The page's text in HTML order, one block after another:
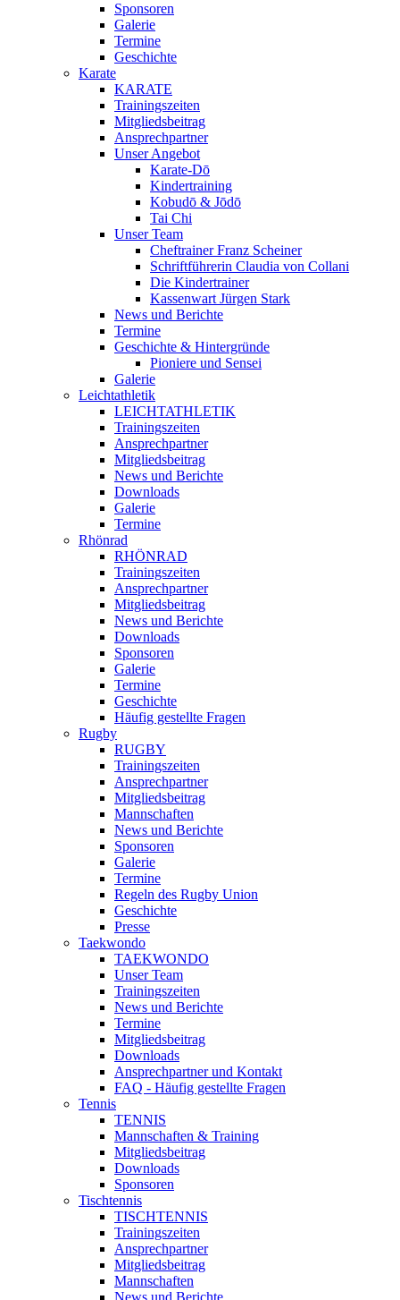
Sponsoren
Galerie
Termine
Geschichte
Karate
KARATE
Trainingszeiten
Mitgliedsbeitrag
Ansprechpartner
Unser Angebot
Karate-Dō
Kindertraining
Kobudō & Jōdō
Tai Chi
Unser Team
Cheftrainer Franz Scheiner
Schriftführerin Claudia von Collani
Die Kindertrainer
Kassenwart Jürgen Stark
News und Berichte
Termine
Geschichte & Hintergründe
Pioniere und Sensei
Galerie
Leichtathletik
LEICHTATHLETIK
Trainingszeiten
Ansprechpartner
Mitgliedsbeitrag
News und Berichte
Downloads
Galerie
Termine
Rhönrad
RHÖNRAD
Trainingszeiten
Ansprechpartner
Mitgliedsbeitrag
News und Berichte
Downloads
Sponsoren
Galerie
Termine
Geschichte
Häufig gestellte Fragen
Rugby
RUGBY
Trainingszeiten
Ansprechpartner
Mitgliedsbeitrag
Mannschaften
News und Berichte
Sponsoren
Galerie
Termine
Regeln des Rugby Union
Geschichte
Presse
Taekwondo
TAEKWONDO
Unser Team
Trainingszeiten
News und Berichte
Termine
Mitgliedsbeitrag
Downloads
Ansprechpartner und Kontakt
FAQ - Häufig gestellte Fragen
Tennis
TENNIS
Mannschaften & Training
Mitgliedsbeitrag
Downloads
Sponsoren
Tischtennis
TISCHTENNIS
Trainingszeiten
Ansprechpartner
Mitgliedsbeitrag
Mannschaften
News und Berichte